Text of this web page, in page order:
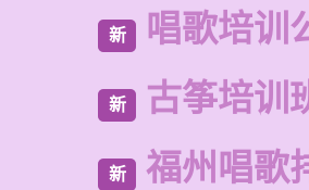
新 唱歌培训
新 古筝培训
新 福州唱歌